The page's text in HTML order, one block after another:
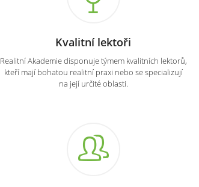
Kvalitní lektoři
Realitní Akademie disponuje týmem kvalitních lektorů,
kteří mají bohatou realitní praxi nebo se specializují
na její určité oblasti.